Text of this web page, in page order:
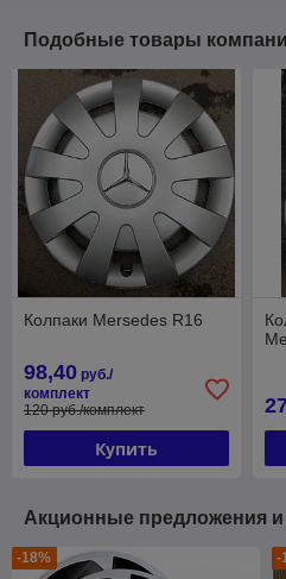
Подобные товары
Колпаки Mersedes R16
98,40 руб./
комплект
120 руб./комплект
Купить
Акционные предложения и
-18% -